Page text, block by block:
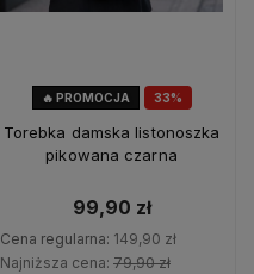
33%
🔥 PROMOCJA
Torebka damska listonoszka
pikowana czarna
99,90 zł
Cena regularna: 149,90 zł
Najniższa cena: 79,90 zł